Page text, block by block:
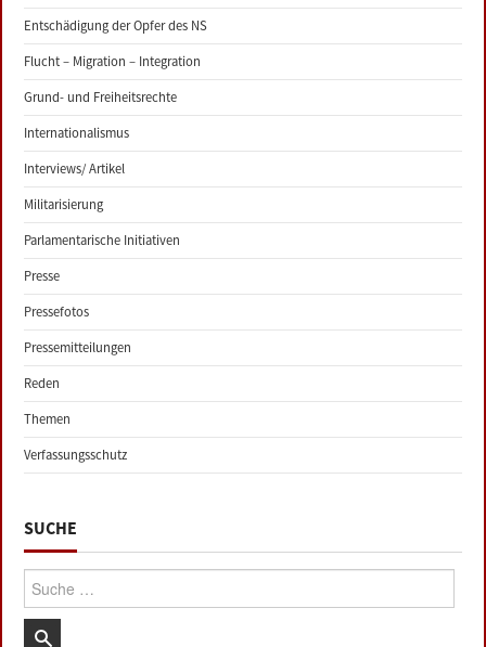
Entschädigung der Opfer des NS
Flucht – Migration – Integration
Grund- und Freiheitsrechte
Internationalismus
Interviews/ Artikel
Militarisierung
Parlamentarische Initiativen
Presse
Pressefotos
Pressemitteilungen
Reden
Themen
Verfassungsschutz
SUCHE
Suche: